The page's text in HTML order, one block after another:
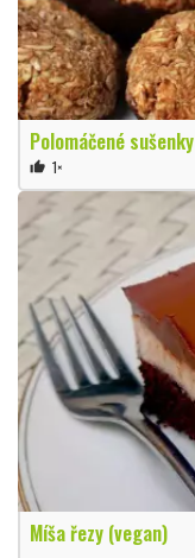
Polomáčené sušenky
thumb_up 1×
Míša řezy (vegan)